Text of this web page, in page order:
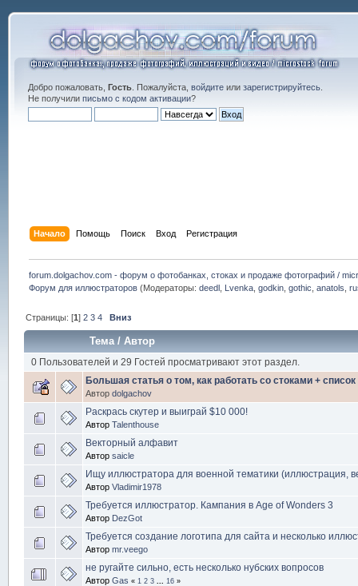
Добро пожаловать, Гость. Пожалуйста, войдитеили зарегистрируйтесь.
Не получили письмо с кодом активации?
Начало Помощь Поиск Вход Регистрация
forum.dolgachov.com - форум о фотобанках, стоках и продаже фотографий /
Форум для иллюстраторов (Модераторы:deedl Lvenka ,godkin ,gothic ,anatols ,
Страницы: [1]2 3 4 Вниз
Тема/ Автор
0 Пользователей и 29 Гостей просматривают этот раздел.
Большая статья о том, как работать со стоками +
Автор dolgachov
Раскрась скутер и выиграй $10 000!
Автор Talenthouse
Векторный алфавит
Автор saicle
Ищу иллюстратора для военной тематики (иллюстрация,
Автор Vladimir1978
Требуется иллюстратор. Кампания в Age of Wonders 3
Автор DezGot
Требуется создание логотипа для сайта и несколько
Автор mr.veego
не ругайте сильно, есть несколько нубских вопросов
Автор Gas « 1 2 3 16»